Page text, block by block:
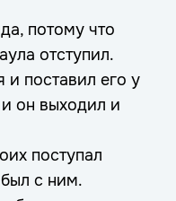
потому что
отступил.
и поставил его у
он выходил и
поступал
с ним.